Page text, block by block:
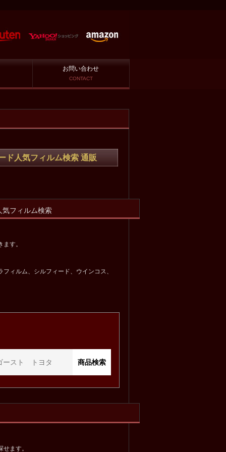
お問い合わせ
CONTACT
ド人気フィルム検索 通販
気フィルム検索
す。
ィルム、シルフィード、ウインコス、
ます。